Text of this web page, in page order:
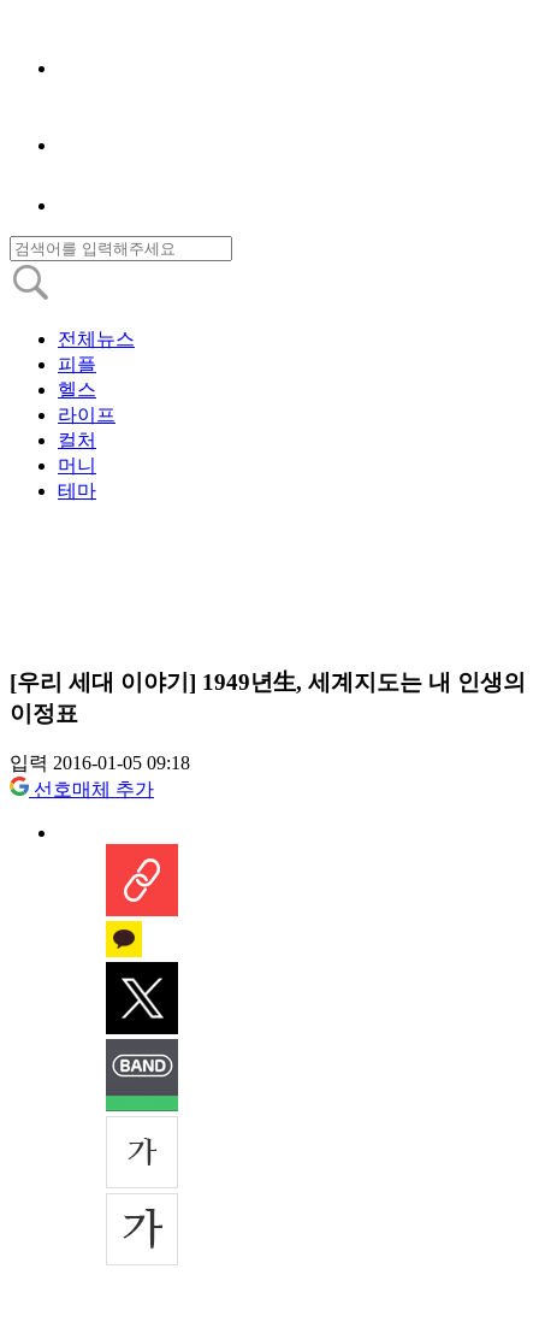
전체뉴스
피플
헬스
라이프
컬처
머니
테마
[우리 세대 이야기] 1949년生, 세계지도는 내 인생의
이정표
입력 2016-01-05 09:18
선호매체 추가